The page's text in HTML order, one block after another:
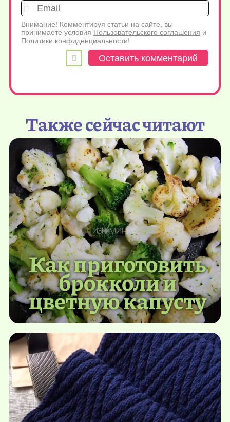
Внимание! Комментируя статьи на сайте, вы
принимаете условия Пользовательского соглашения и
Политики конфиденциальности!
Также сейчас читают
Как приготовить
брокколи и
цветную капусту